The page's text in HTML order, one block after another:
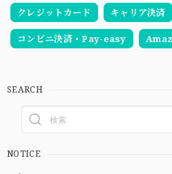
クレジットカード
キャリア決済
コンビニ決済・Pay-easy
SEARCH
NOTICE